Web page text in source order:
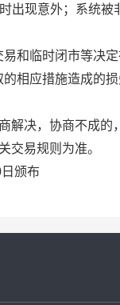
出现意外；系统
和临时闭市等决
相应措施造成的
解决，协商不成
交易规则为准。
颁布